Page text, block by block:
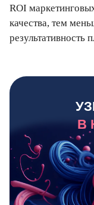
ROI
качества, тем
результативность
В